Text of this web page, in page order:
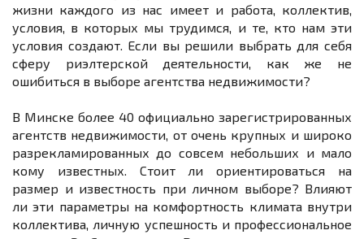
жизни каждого из нас имеет и работа, коллектив,
условия, в которых мы трудимся, и те, кто нам эти
условия создают. Если вы решили выбрать для себя
сферу риэлтерской деятельности, как же не
ошибиться в выборе агентства недвижимости?
В Минске более 40 официально зарегистрированных
агентств недвижимости, от очень крупных и широко
разрекламированных до совсем небольших и мало
кому известных. Стоит ли ориентироваться на
размер и известность при личном выборе? Влияют
ли эти параметры на комфортность климата внутри
коллектива, личную успешность и профессиональное